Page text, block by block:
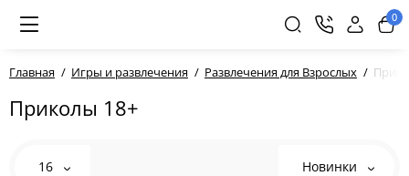
0
Главная Игры и развлечения Развлечения для Взрослых
Приколы 18+
16 Новинки